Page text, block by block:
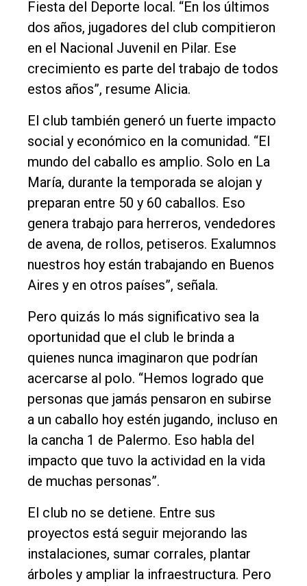
Fiesta del Deporte local. “En los últimos
dos años, jugadores del club compitieron
en el Nacional Juvenil en Pilar. Ese
crecimiento es parte del trabajo de todos
estos años”, resume Alicia.
El club también generó un fuerte impacto
social y económico en la comunidad. “El
mundo del caballo es amplio. Solo en La
María, durante la temporada se alojan y
preparan entre 50 y 60 caballos. Eso
genera trabajo para herreros, vendedores
de avena, de rollos, petiseros. Exalumnos
nuestros hoy están trabajando en Buenos
Aires y en otros países”, señala.
Pero quizás lo más significativo sea la
oportunidad que el club le brinda a
quienes nunca imaginaron que podrían
acercarse al polo. “Hemos logrado que
personas que jamás pensaron en subirse
a un caballo hoy estén jugando, incluso en
la cancha 1 de Palermo. Eso habla del
impacto que tuvo la actividad en la vida
de muchas personas”.
El club no se detiene. Entre sus
proyectos está seguir mejorando las
instalaciones, sumar corrales, plantar
árboles y ampliar la infraestructura. Pero